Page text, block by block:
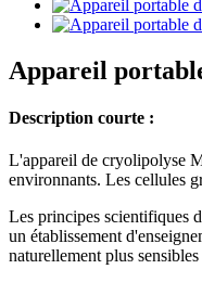
Appareil
Description courte :
L'appareil de cryolipolyse
environnants. Les cellules
Les principes scientifiques
un établissement
naturellement plus